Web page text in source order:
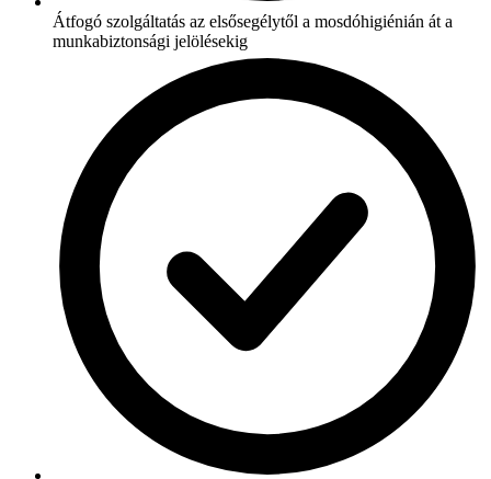
Átfogó szolgáltatás az elsősegélytől a mosdóhigiénián át a
munkabiztonsági jelölésekig